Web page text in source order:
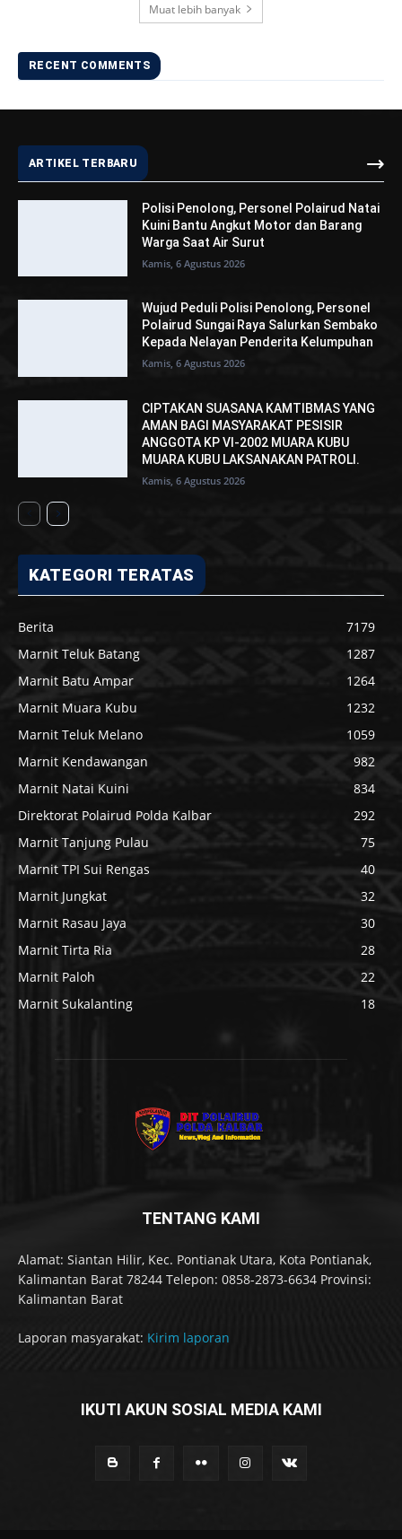
Muat lebih banyak
RECENT COMMENTS
ARTIKEL TERBARU
Polisi Penolong, Personel Polairud Natai
Kuini Bantu Angkut Motor dan Barang
Warga Saat Air Surut
Kamis, 6 Agustus 2026
Wujud Peduli Polisi Penolong, Personel
Polairud Sungai Raya Salurkan Sembako
Kepada Nelayan Penderita Kelumpuhan
Kamis, 6 Agustus 2026
CIPTAKAN SUASANA KAMTIBMAS YANG
AMAN BAGI MASYARAKAT PESISIR
ANGGOTA KP VI-2002 MUARA KUBU
MUARA KUBU LAKSANAKAN PATROLI.
Kamis, 6 Agustus 2026
KATEGORI TERATAS
Berita
7179
Marnit Teluk Batang
1287
Marnit Batu Ampar
1264
Marnit Muara Kubu
1232
Marnit Teluk Melano
1059
Marnit Kendawangan
982
Marnit Natai Kuini
834
Direktorat Polairud Polda Kalbar
292
Marnit Tanjung Pulau
75
Marnit TPI Sui Rengas
40
Marnit Jungkat
32
Marnit Rasau Jaya
30
Marnit Tirta Ria
28
Marnit Paloh
22
Marnit Sukalanting
18
TENTANG KAMI
Alamat: Siantan Hilir, Kec. Pontianak Utara, Kota Pontianak,
Kalimantan Barat 78244 Telepon: 0858-2873-6634 Provinsi:
Kalimantan Barat
Laporan masyarakat: Kirim laporan
IKUTI AKUN SOSIAL MEDIA KAMI